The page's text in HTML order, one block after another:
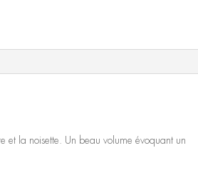
et la noisette. Un beau volume évoquant un